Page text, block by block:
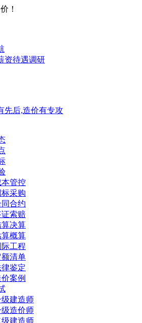
！
资待遇调研
先后,造价有专攻
本管控
采购
合约
证索赔
算决算
算概算
际工程
额清单
鉴定
案例
级建造师
级造价师
级建造师